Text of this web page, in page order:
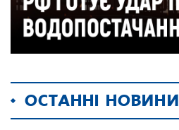
ОСТАННІ НОВИНИ